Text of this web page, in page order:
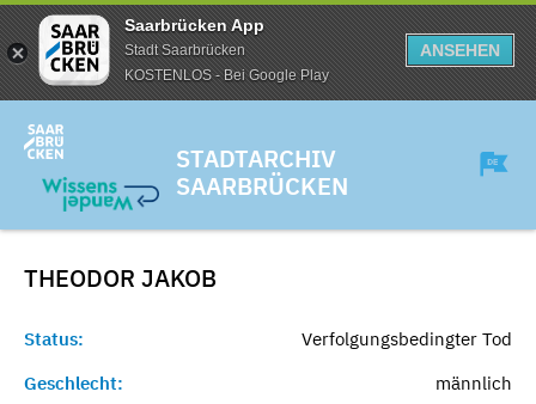
Saarbrücken App
Stadt Saarbrücken
KOSTENLOS - Bei Google Play
ANSEHEN
STADTARCHIV
SAARBRÜCKEN
THEODOR JAKOB
Status:
Verfolgungsbedingter Tod
Geschlecht:
männlich